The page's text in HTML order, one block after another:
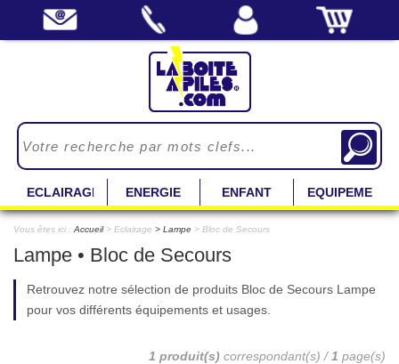
ECLAIRAGE ENERGIE ENFANT EQUIPEMENT
Vous êtes ici : Accueil> Eclairage Lampe > Bloc de Secours
Lampe • Bloc de Secours
Retrouvez notre sélection de produits Bloc de Secours Lampe
pour vos différents équipements et usages.
1 produit(s) correspondant(s) /1 page(s)